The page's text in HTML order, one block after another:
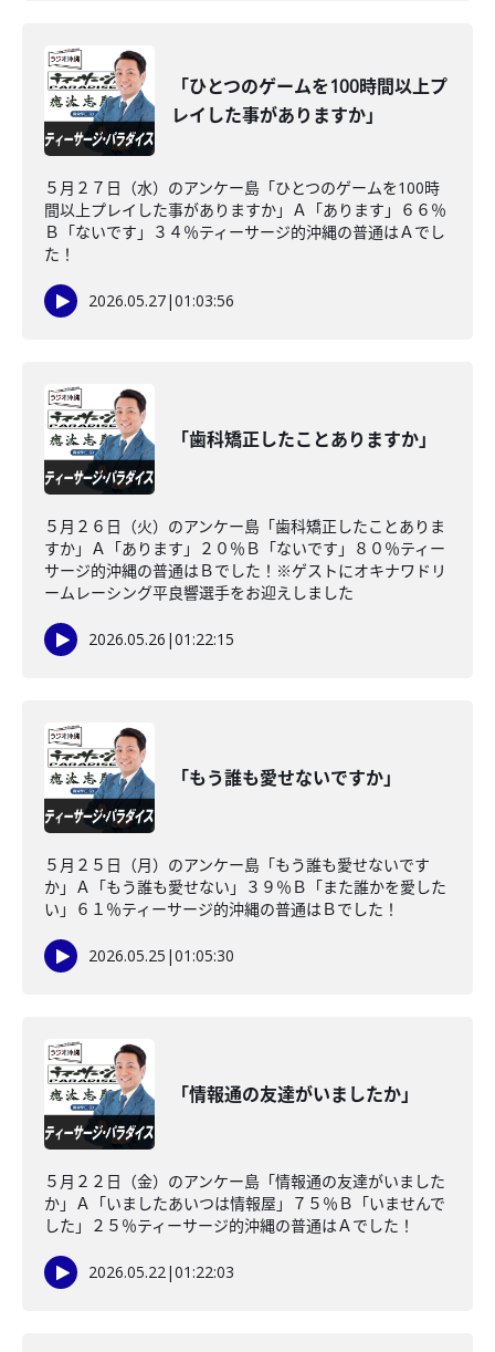
「ひとつのゲームを100時間以上プ
レイした事がありますか」
５月２７日（水）のアンケー島「ひとつのゲームを100時
間以上プレイした事がありますか」Ａ「あります」６６％
Ｂ「ないです」３４％ティーサージ的沖縄の普通はＡでし
た！
2026.05.27|01:03:56
「歯科矯正したことありますか」
５月２６日（火）のアンケー島「歯科矯正したことありま
すか」Ａ「あります」２０％Ｂ「ないです」８０％ティー
サージ的沖縄の普通はＢでした！※ゲストにオキナワドリ
ームレーシング平良響選手をお迎えしました
2026.05.26 |01:22:15
「もう誰も愛せないですか」
５月２５日（月）のアンケー島「もう誰も愛せないです
か」Ａ「もう誰も愛せない」３９％Ｂ「また誰かを愛した
い」６１％ティーサージ的沖縄の普通はＢでした！
2026.05.25 |01:05:30
「情報通の友達がいましたか」
５月２２日（金）のアンケー島「情報通の友達がいました
か」Ａ「いましたあいつは情報屋」７５％Ｂ「いませんで
した」２５％ティーサージ的沖縄の普通はＡでした！
2026.05.22|01:22:03